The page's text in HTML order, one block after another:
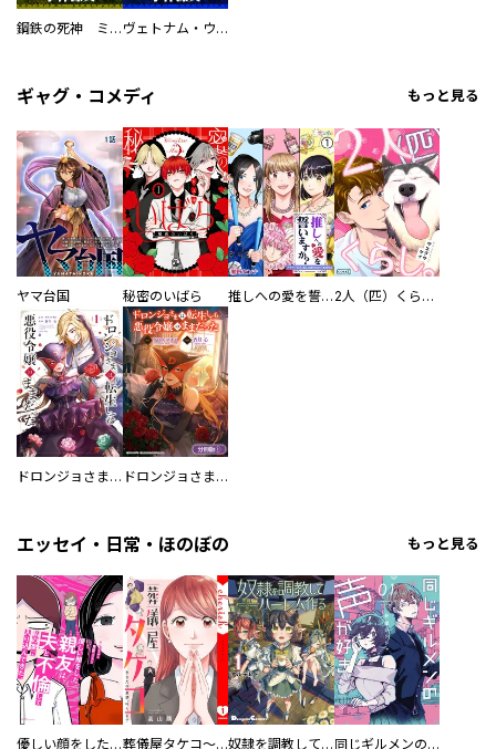
鋼鉄の死神 ミヒャエル・ビットマン戦記 ヴェトナム・ウォー VIETNAM WAR
ギャグ・コメディ もっと見る
ヤマ台国 秘密のいばら 推しへの愛を誓いますか？～アラサー女子、推しは逃げぬが人生逃げる～ 2人（匹）くらし。
ドロンジョさまは転生しても悪役令嬢のままだった ドロンジョさまは転生しても悪役令嬢のままだった【分冊版】
エッセイ・日常・ほのぼの もっと見る
優しい顔をした親友は、夫と不倫して私の家に入り込んできた。 葬儀屋タケコ～あなたの最期、叶えます【電子単行本版】 奴隷を調教してハーレム作る 同じギルメンの声が好き